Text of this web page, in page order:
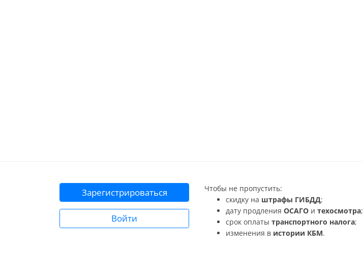
Зарегистрироваться
Войти
Чтобы не пропустить:
скидку на штрафы ГИБДД;
дату продления ОСАГО и техосмотра;
срок оплаты транспортного налога;
изменения в истории КБМ.